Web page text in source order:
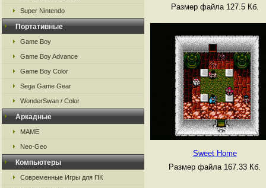
Super Nintendo
Портативные
Game Boy
Game Boy Advance
Game Boy Color
Sega Game Gear
WonderSwan / Color
Аркадные
MAME
Neo-Geo
Компьютеры
Современные Игры для ПК
Размер файла 127.5 Кб.
Sweet Home
Размер файла 167.33 Кб.